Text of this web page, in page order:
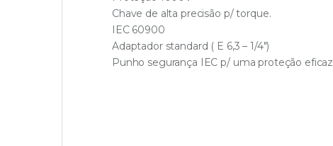
Chave de alta precisão p/ torque.
IEC 60900
Adaptador standard ( E 6,3 – 1/4″)
Punho segurança IEC p/ uma proteção eficaz